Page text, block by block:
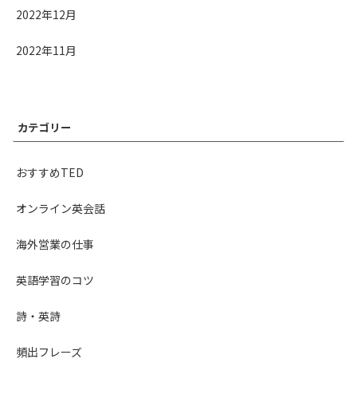
2022年12月
2022年11月
カテゴリー
おすすめTED
オンライン英会話
海外営業の仕事
英語学習のコツ
詩・英詩
頻出フレーズ